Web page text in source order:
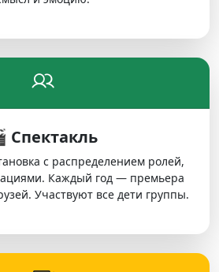
Спектакль
с распределением ролей,
Каждый год — премьера
Участвуют все дети группы.